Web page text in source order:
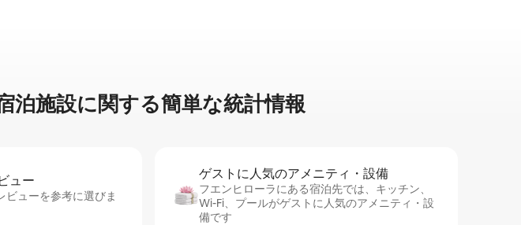
泊⁠施⁠設⁠に関⁠す⁠る簡⁠単⁠な統⁠計⁠情⁠報
ュ⁠ー
ビューを参考に選びま
ゲストに人⁠気⁠のア⁠メ⁠ニ⁠テ⁠ィ・設⁠備
フエンヒローラにある宿泊先では、キッチン、
Wi-Fi、プールがゲストに人気のアメニティ・設
備です